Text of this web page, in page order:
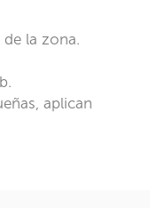
la zona.
aplican